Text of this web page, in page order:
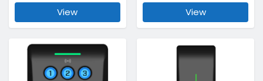
View
View